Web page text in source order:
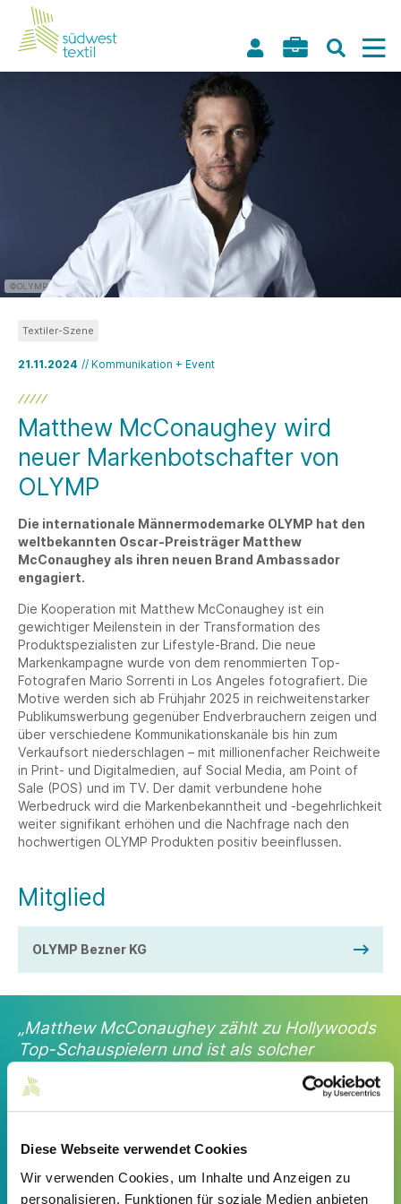
Diese Webseite verwendet Cookies
Wir verwenden Cookies, um Inhalte und Anzeigen zu
personalisieren, Funktionen für soziale Medien anbieten
©OLYMP
21.11.2024 // Kommunikation + Event
Textiler-Szene
Matthew McConaughey wird
neuer Markenbotschafter von
OLYMP
Die internationale Männermodemarke OLYMP hat den
weltbekannten Oscar-Preisträger Matthew
McConaughey als ihren neuen Brand Ambassador
engagiert.
Die Kooperation mit Matthew McConaughey ist ein
gewichtiger Meilenstein in der Transformation des
Produktspezialisten zur Lifestyle-Brand. Die neue
Markenkampagne wurde von dem renommierten Top-
Fotografen Mario Sorrenti in Los Angeles fotografiert. Die
Motive werden sich ab Frühjahr 2025 in reichweitenstarker
Publikumswerbung gegenüber Endverbrauchern zeigen und
über verschiedene Kommunikationskanäle bis hin zum
Verkaufsort niederschlagen – mit millionenfacher Reichweite
in Print- und Digitalmedien, auf Social Media, am Point of
Sale (POS) und im TV. Der damit verbundene hohe
Werbedruck wird die Markenbekanntheit und -begehrlichkeit
weiter signifikant erhöhen und die Nachfrage nach den
hochwertigen OLYMP Produkten positiv beeinflussen.
Mitglied
OLYMP Bezner KG
„Matthew McConaughey zählt zu Hollywoods
Top-Schauspielern und ist als solcher
weltweit bekannt. Seine beeindruckende
Schauspielkarriere sowie sein Engagement für
Familie und Nächstenliebe machen ihn zu
Nachdem wir uns im Sommer in Los Angeles
persönlich getroffen hatten und klar wurde,